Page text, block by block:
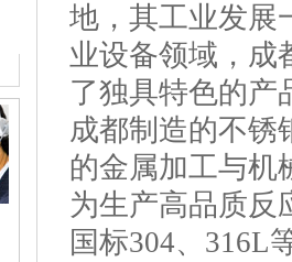
地，其工业发展
业设备领域，成
了独具特色的产
成都制造的不锈
的金属加工与机
为生产高品质反
国标304、316L